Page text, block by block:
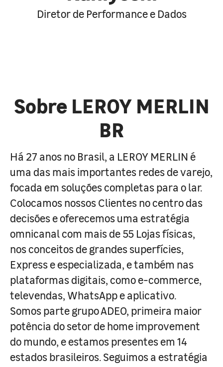
Diretor de Performance e Dados
Sobre LEROY MERLIN
BR
Há 27 anos no Brasil, a LEROY MERLIN é
uma das mais importantes redes de varejo,
focada em soluções completas para o lar.
Colocamos nossos Clientes no centro das
decisões e oferecemos uma estratégia
omnicanal com mais de 55 Lojas físicas,
nos conceitos de grandes superfícies,
Express e especializada, e também nas
plataformas digitais, como e-commerce,
televendas, WhatsApp e aplicativo.
Somos parte grupo ADEO, primeira maior
potência do setor de home improvement
do mundo, e estamos presentes em 14
estados brasileiros. Seguimos a estratégia